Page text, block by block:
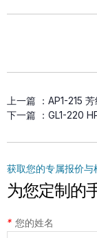
上一篇 ： AP1-215
下一篇 ： GL1-220
获取您的专属报价与
为您定制的
* 您的姓名